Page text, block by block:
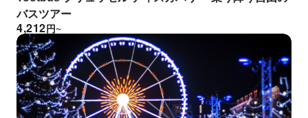
バスツアー
円
4,212 ~